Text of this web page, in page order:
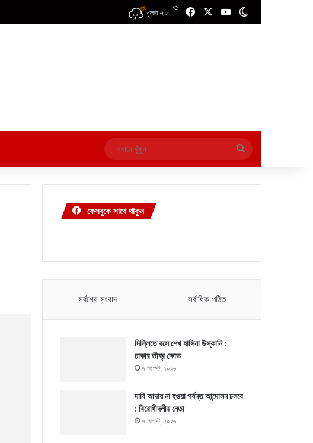
খুলনা ২৮ ℃ FacebookYouTube
এখানে
খুঁজুন
ফেসবুকে সাথে থাকুন
সর্বশেষ সংবাদ সর্বাধিক পঠিত
দিল্লিতে বসে শেখ হাসিনা উস্কানি :
ঢাকার তীব্র ক্ষোভ
৭ আগস্ট, ২০২৬
দাবি আদায় না হওয়া পর্যন্ত আন্দোলন চলবে
: বিরোধীদলীয় নেতা
৭ আগস্ট, ২০২৬